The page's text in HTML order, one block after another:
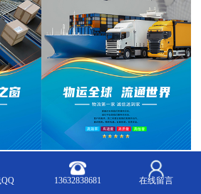
亚马逊FBA入仓时，收件方公司为
13632838681 在线留言